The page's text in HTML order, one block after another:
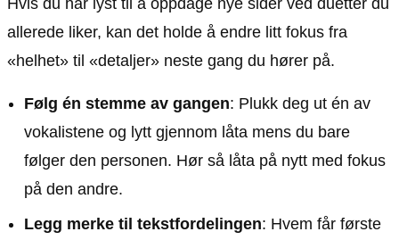
Hvis du har lyst til å oppdage nye sider ved duetter du
allerede liker, kan det holde å endre litt fokus fra
«helhet» til «detaljer» neste gang du hører på.
Følg én stemme av gangen: Plukk deg ut én av
vokalistene og lytt gjennom låta mens du bare
følger den personen. Hør så låta på nytt med fokus
på den andre.
Legg merke til tekstfordelingen: Hvem får første